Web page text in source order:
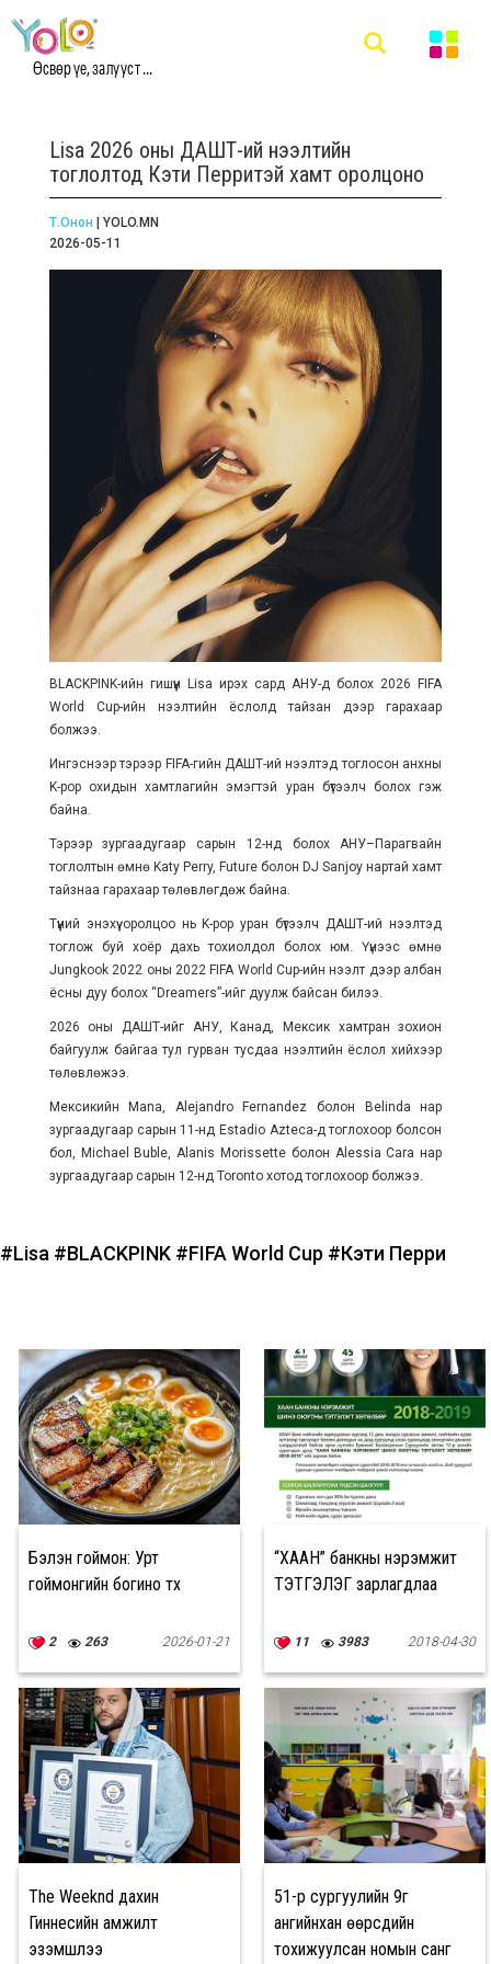
Өсвөр үе, залууст ...
Lisa 2026 оны ДАШТ-ий нээлтийн
тоглолтод Кэти Перритэй хамт оролцоно
Т.Онон | YOLO.MN
2026-05-11
BLACKPINK-ийн гишүүн Lisa ирэх сард АНУ-д болох 2026 FIFA
World Cup-ийн нээлтийн ёслолд тайзан дээр гарахаар
болжээ.
Ингэснээр тэрээр FIFA-гийн ДАШТ-ий нээлтэд тоглосон анхны
K-pop охидын хамтлагийн эмэгтэй уран бүтээлч болох гэж
байна.
Тэрээр зургаадугаар сарын 12-нд болох АНУ–Парагвайн
тоглолтын өмнө Katy Perry, Future болон DJ Sanjoy нартай хамт
тайзнаа гарахаар төлөвлөгдөж байна.
Түүний энэхүү оролцоо нь K-pop уран бүтээлч ДАШТ-ий нээлтэд
тоглож буй хоёр дахь тохиолдол болох юм. Үүнээс өмнө
Jungkook 2022 оны 2022 FIFA World Cup-ийн нээлт дээр албан
ёсны дуу болох “Dreamers”-ийг дуулж байсан билээ.
2026 оны ДАШТ-ийг АНУ, Канад, Мексик хамтран зохион
байгуулж байгаа тул гурван тусдаа нээлтийн ёслол хийхээр
төлөвлөжээ.
Мексикийн Mana, Alejandro Fernandez болон Belinda нар
зургаадугаар сарын 11-нд Estadio Azteca-д тоглохоор болсон
бол, Michael Buble, Alanis Morissette болон Alessia Cara нар
зургаадугаар сарын 12-нд Toronto хотод тоглохоор болжээ.
#Lisa #BLACKPINK #FIFA World Cup #Кэти Перри
Бэлэн гоймон: Урт
гоймонгийн богино түүх
2 263 2026-01-21
“ХААН” банкны нэрэмжит
ТЭТГЭЛЭГ зарлагдлаа
11 3983 2018-04-30
The Weeknd дахин
Гиннесийн амжилт
эзэмшлээ
51-р сургуулийн 9г
ангийнхан өөрсдийн
тохижуулсан номын санг